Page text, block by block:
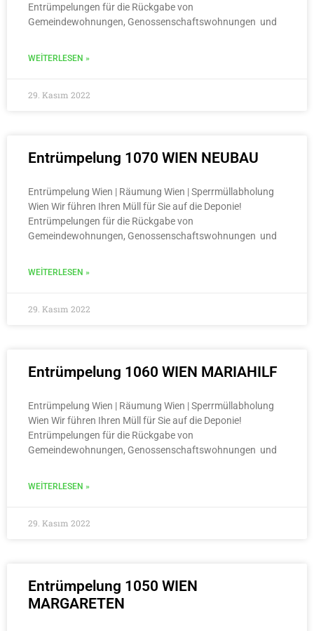
Entrümpelungen für die Rückgabe von
Gemeindewohnungen, Genossenschaftswohnungen und
WEITERLESEN »
29. Kasım 2022
Entrümpelung 1070 WIEN NEUBAU
Entrümpelung Wien | Räumung Wien | Sperrmüllabholung
Wien Wir führen Ihren Müll für Sie auf die Deponie!
Entrümpelungen für die Rückgabe von
Gemeindewohnungen, Genossenschaftswohnungen und
WEITERLESEN »
29. Kasım 2022
Entrümpelung 1060 WIEN MARIAHILF
Entrümpelung Wien | Räumung Wien | Sperrmüllabholung
Wien Wir führen Ihren Müll für Sie auf die Deponie!
Entrümpelungen für die Rückgabe von
Gemeindewohnungen, Genossenschaftswohnungen und
WEITERLESEN »
29. Kasım 2022
Entrümpelung 1050 WIEN
MARGARETEN